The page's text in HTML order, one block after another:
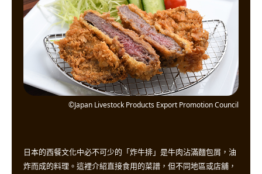
©Japan Livestock Products Export Promotion Council
日本的西餐文化中必不可少的「炸牛排」是牛肉沾滿麵包屑，油
炸而成的料理。這裡介紹直接食用的菜譜，但不同地區或店舖，